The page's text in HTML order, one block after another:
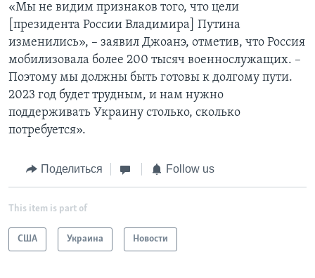
«Мы не видим признаков того, что цели
[президента России Владимира] Путина
изменились», – заявил Джоанэ, отметив, что Россия
мобилизовала более 200 тысяч военнослужащих. –
Поэтому мы должны быть готовы к долгому пути.
2023 год будет трудным, и нам нужно
поддерживать Украину столько, сколько
потребуется».
Поделиться Follow us
This item is part of
США Украина Новости